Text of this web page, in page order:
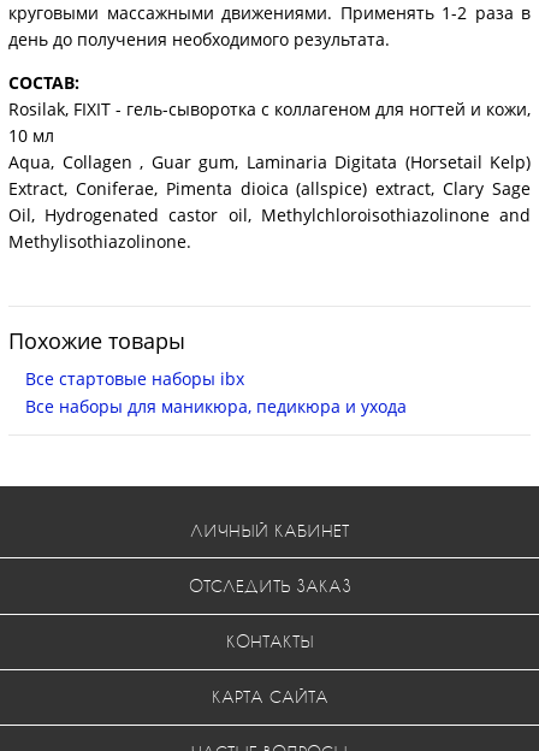
круговыми массажными движениями. Применять 1-2 раза в
день до получения необходимого результата.
СОСТАВ:
Rosilak, FIXIT - гель-сыворотка с коллагеном для ногтей и кожи,
10 мл
Aqua, Collagen , Guar gum, Laminaria Digitata (Horsetail Kelp)
Extract, Coniferae, Pimenta dioica (allspice) extract, Clary Sage
Oil, Hydrogenated castor oil, Methylchloroisothiazolinone and
Methylisothiazolinone.
Похожие товары
Все стартовые наборы ibx
Все наборы для маникюра, педикюра и ухода
ЛИЧНЫЙ КАБИНЕТ
ОТСЛЕДИТЬ ЗАКАЗ
КОНТАКТЫ
КАРТА САЙТА